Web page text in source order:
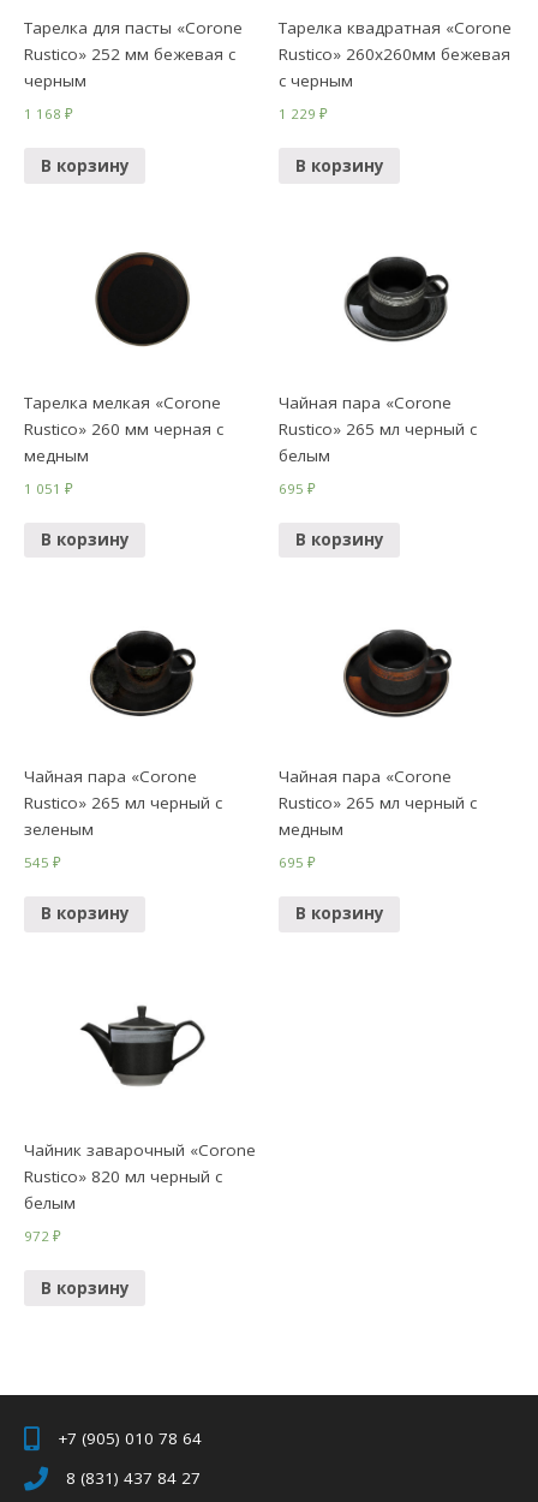
Тарелка для пасты «Corone
Rustico» 252 мм бежевая с
черным
1 168₽
В корзину
Тарелка квадратная «Corone
Rustico» 260х260мм бежевая
с черным
1 229₽
В корзину
Тарелка мелкая «Corone
Rustico» 260 мм черная с
медным
1 051₽
В корзину
Чайная пара «Corone
Rustico» 265 мл черный с
белым
695₽
В корзину
Чайная пара «Corone
Rustico» 265 мл черный с
зеленым
545₽
В корзину
Чайная пара «Corone
Rustico» 265 мл черный с
медным
695₽
В корзину
Чайник заварочный «Corone
Rustico» 820 мл черный с
белым
972₽
В корзину
+7 (905) 010 78 64
8 (831) 437 84 27